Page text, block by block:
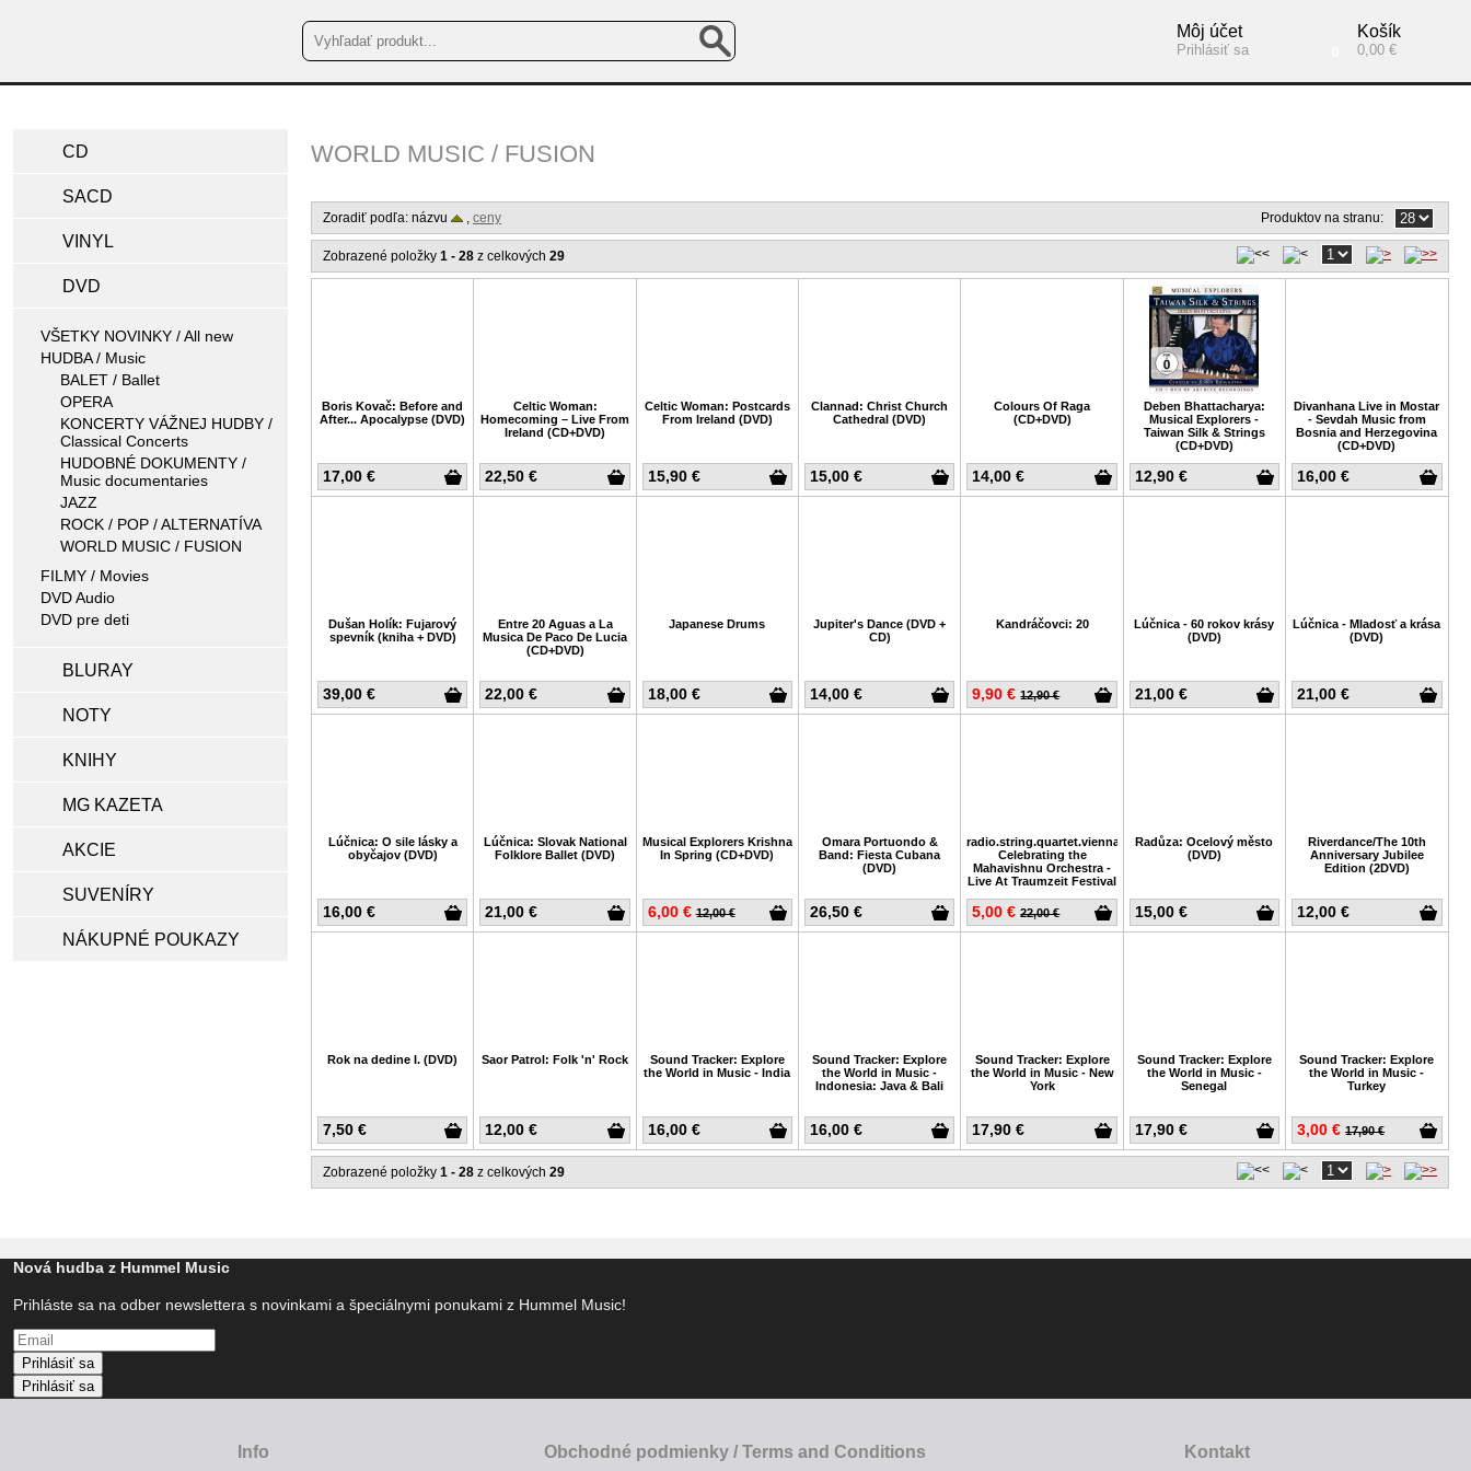
Košík
0,00 €
Môj účet
Prihlásiť sa
CD
SACD
VINYL
DVD
VŠETKY NOVINKY / All new
HUDBA / Music
BALET / Ballet
OPERA
KONCERTY VÁŽNEJ HUDBY /
Classical Concerts
HUDOBNÉ DOKUMENTY /
Music documentaries
JAZZ
ROCK / POP / ALTERNATÍVA
WORLD MUSIC / FUSION
FILMY / Movies
DVD Audio
DVD pre deti
BLURAY
NOTY
KNIHY
MG KAZETA
AKCIE
SUVENÍRY
NÁKUPNÉ POUKAZY
WORLD MUSIC / FUSION
Zoradiť podľa: názvu , ceny Produktov na stranu:
Zobrazené položky 1 - 28 z celkových 29
17,00 €
Boris Kovač: Before and
After... Apocalypse (DVD)
22,50 €
Celtic Woman:
Homecoming – Live From
Ireland (CD+DVD)
15,90 €
Celtic Woman: Postcards
From Ireland (DVD)
15,00 €
Clannad: Christ Church
Cathedral (DVD)
14,00 €
Colours Of Raga
(CD+DVD)
12,90 €
Deben Bhattacharya:
Musical Explorers -
Taiwan Silk & Strings
(CD+DVD)
16,00 €
Divanhana Live in Mostar
- Sevdah Music from
Bosnia and Herzegovina
(CD+DVD)
39,00 €
Dušan Holík: Fujarový
spevník (kniha + DVD)
22,00 €
Entre 20 Aguas a La
Musica De Paco De Lucia
(CD+DVD)
18,00 €
Japanese Drums
14,00 €
Jupiter's Dance (DVD +
CD)
9,90 € 12,90 €
Kandráčovci: 20
21,00 €
Lúčnica - 60 rokov krásy
(DVD)
21,00 €
Lúčnica - Mladosť a krása
(DVD)
16,00 €
Lúčnica: O sile lásky a
obyčajov (DVD)
21,00 €
Lúčnica: Slovak National
Folklore Ballet (DVD)
6,00 € 12,00 €
Musical Explorers Krishna
In Spring (CD+DVD)
26,50 €
Omara Portuondo &
Band: Fiesta Cubana
(DVD)
5,00 € 22,00 €
radio.string.quartet.vienna:
Celebrating the
Mahavishnu Orchestra -
Live At Traumzeit Festival
15,00 €
Radůza: Ocelový město
(DVD)
12,00 €
Riverdance/The 10th
Anniversary Jubilee
Edition (2DVD)
7,50 €
Rok na dedine I. (DVD)
12,00 €
Saor Patrol: Folk 'n' Rock
16,00 €
Sound Tracker: Explore
the World in Music - India
16,00 €
Sound Tracker: Explore
the World in Music -
Indonesia: Java & Bali
17,90 €
Sound Tracker: Explore
the World in Music - New
York
17,90 €
Sound Tracker: Explore
the World in Music -
Senegal
3,00 € 17,90 €
Sound Tracker: Explore
the World in Music -
Turkey
Zobrazené položky 1 - 28 z celkových 29
Nová hudba z Hummel Music
Prihláste sa na odber newslettera s novinkami a špeciálnymi ponukami z Hummel Music!
Prihlásiť sa
Prihlásiť sa
Info Obchodné podmienky / Terms and Conditions Kontakt